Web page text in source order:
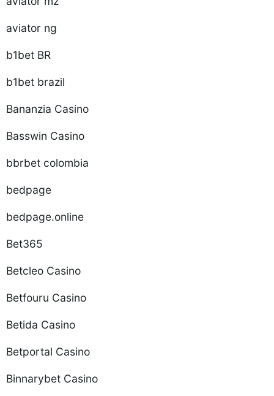
aviator ng
b1bet BR
b1bet brazil
Bananzia Casino
Basswin Casino
bbrbet colombia
bedpage
bedpage.online
Bet365
Betcleo Casino
Betfouru Casino
Betida Casino
Betportal Casino
Binnarybet Casino